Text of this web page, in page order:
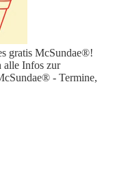
gratis McSundae®!
alle Infos zur
- Termine,